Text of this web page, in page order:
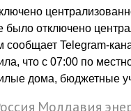
отключено
сообщает Telegram-
что с 07:00 по
дома, бюджетные
Молдавия